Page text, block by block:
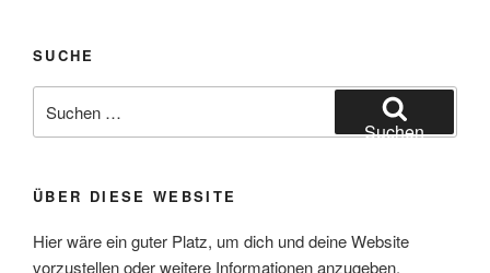
SUCHE
nach:
Suchen
ÜBER DIESE WEBSITE
Hier wäre ein guter Platz, um dich und deine Website
vorzustellen oder weitere Informationen anzugeben.